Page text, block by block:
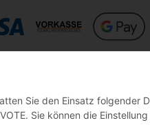
Sie den Einsatz folgender
Sie können die